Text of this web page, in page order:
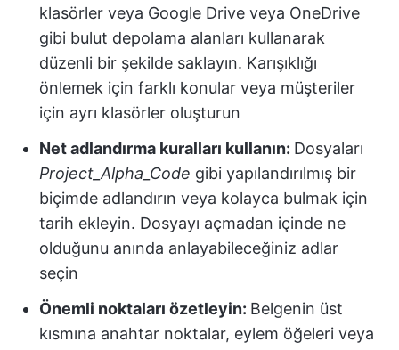
klasörler veya Google Drive veya OneDrive
gibi bulut depolama alanları kullanarak
düzenli bir şekilde saklayın. Karışıklığı
önlemek için farklı konular veya müşteriler
için ayrı klasörler oluşturun
Net adlandırma kuralları kullanın: Dosyaları
Project_Alpha_Code gibi yapılandırılmış bir
biçimde adlandırın veya kolayca bulmak için
tarih ekleyin. Dosyayı açmadan içinde ne
olduğunu anında anlayabileceğiniz adlar
seçin
Önemli noktaları özetleyin: Belgenin üst
kısmına anahtar noktalar, eylem öğeleri veya